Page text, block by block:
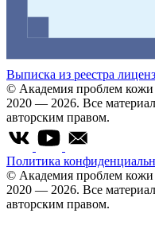
Выписка из реестра
© Академия проблем
2020 — 2026. Все
авторским правом.
Политика
© Академия проблем
2020 — 2026. Все
авторским правом.